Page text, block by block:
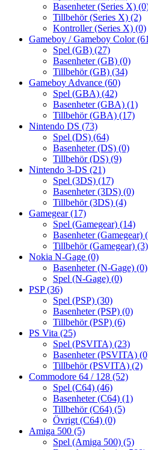
Basenheter (Series X)
Tillbehör (Series X) (2)
Kontroller (Series X) (0)
Gameboy / Gameboy Color
Spel (GB) (27)
Basenheter (GB) (0)
Tillbehör (GB) (34)
Gameboy Advance (60)
Spel (GBA) (42)
Basenheter (GBA) (1)
Tillbehör (GBA) (17)
Nintendo DS (73)
Spel (DS) (64)
Basenheter (DS) (0)
Tillbehör (DS) (9)
Nintendo 3-DS (21)
Spel (3DS) (17)
Basenheter (3DS) (0)
Tillbehör (3DS) (4)
Gamegear(17)
Spel (Gamegear) (14)
Basenheter (Gamegear)
Tillbehör (Gamegear) (3)
Nokia N-Gage (0)
Basenheter (N-Gage) (0)
Spel (N-Gage) (0)
PSP(36)
Spel (PSP) (30)
Basenheter (PSP) (0)
Tillbehör (PSP) (6)
PS Vita (25)
Spel (PSVITA) (23)
Basenheter (PSVITA)
Tillbehör (PSVITA) (2)
Commodore 64 / 128 (52)
Spel (C64) (46)
Basenheter (C64) (1)
Tillbehör (C64) (5)
Övrigt (C64) (0)
Amiga 500 (5)
Spel (Amiga 500) (5)